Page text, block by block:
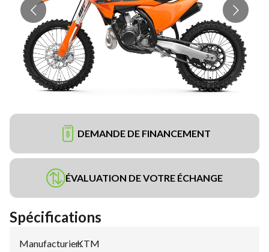
DEMANDE DE FINANCEMENT
ÉVALUATION DE VOTRE ÉCHANGE
Spécifications
Manufacturier:
KTM